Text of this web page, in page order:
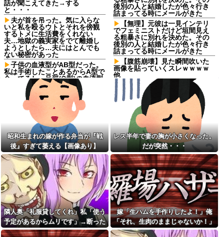
話が聞こえてきた→する
と・・・
夫が首を吊った。気に入らな
いと私を殴るウトとそれを傍観
するトメに生活費をくれない
夫…地獄の義実家をでて離婚し
ようとしたら…夫にはとんでも
ない秘密があった
子供の血液型がAB型だった。
私は手術したことあるからA型で
合ってるし…旦那(O型)の血液型
を調べてみよう」→ 結果・・・
私は22歳の時にでき婚した。
従姉妹は『デキ婚＝貧乏底辺』
と認識があるみたいで、私を馬
鹿にしてきて…
セミがうるさすぎる。明るく
なったら即座に爆音で鳴き出し
て毎日朝4時に叩き起こしにくる
せいで寝不足だよ
友人から電話があり「最近ブ
ログにコメントくれないね」と
言われた
夫に「自炊を覚えて！一緒に
料理しよう」と言ったら、レス
トランの予約をされた。自炊計
画は完全に狂って…
【後編】結婚直後に祖父が亡
くなり落ち込んでたら嫁に「い
つまでくよくよしてるの？」と
言われた。お義父さんやお義母
後別の人と結婚したが色々行き
詰まってる時にメールがきた
【無理】元彼は一見インテリ
でフェミニストだけど垣間見え
る粗暴さに別れを決めた。その
後別の人と結婚したが色々行き
詰まってる時にメールがきた
【腹筋崩壊】見た瞬間吹いた
画像を貼っていくスレｗｗｗｗ
他
【閲覧注意】山ガールさん、
常識を疑った結果「山」から転
がり落ちて無事死亡⇒！！！
バス停で知り合った料理上手
なご婦人から絶品手料理をお裾
分け。仲良くしていたが家に上
がろうとするご婦人が娘に放っ
た『失礼すぎる一言』に絶句←
手料理は美味しかったのに性格
クセ強すぎ
子なし保育士の義兄夫婦、上
から目線で育児アドバイスされ
る日々に限界！「この時期は知
育おもちゃが〜」と理想論を語
り、義父母も「頼れ頼れ」とウ
ザすぎる・・・
5年前に交際していた元カレは
味覚が異常な人。ファミレスへ
行くと備え付けの醤油をジャボ
ジャボ入れてサイゼのミラノ風
ドリアには醤油を3秒くらいかけ
昭和生まれの嫁が作る弁当が『戦
後』すぎて萎える【画像あり】
レス半年で妻の胸が小さくなった。
だが突然・・・
隣人奥「礼服貸してくれ」私「使う
予定があるからムリです」→断った
途端、とんでもない暴言を吐かれ
嫁「生ハムを手作りしたよ！」俺
「それ、生肉のままじゃないか！」
→食べてしまった翌日にまさかの事